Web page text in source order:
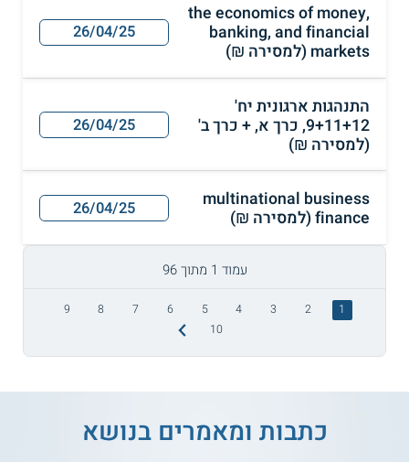
the economics of money,
banking, and financial
markets (למסירה ₪)
26/04/25
התנהגות ארגונית יח'
9+11+12, כרך א, + כרך ב'
(למסירה ₪)
26/04/25
multinational business
finance (למסירה ₪)
26/04/25
עמוד 1 מתוך 96
1
2
3
4
5
6
7
8
9
10
כתבות ומאמרים בנושא